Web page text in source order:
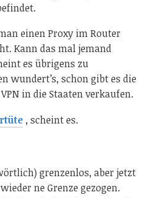
einen Proxy im Router
Kann das mal jemand
es übrigens zu
wundert’s, schon gibt es die
in die Staaten verkaufen.
, scheint es.
grenzenlos, aber jetzt
ne Grenze gezogen.